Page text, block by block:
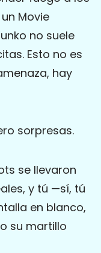
Movie
no suele
Esto no es
hay
sorpresas.
se llevaron
y tú —sí, tú
en blanco,
su martillo